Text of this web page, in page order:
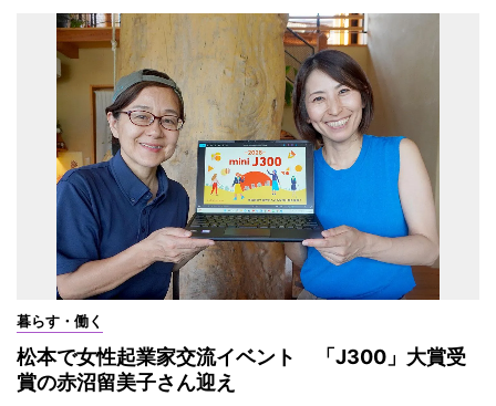
暮らす・働く
松本で女性起業家交流イベント 「J300」大賞受
賞の赤沼留美子さん迎え